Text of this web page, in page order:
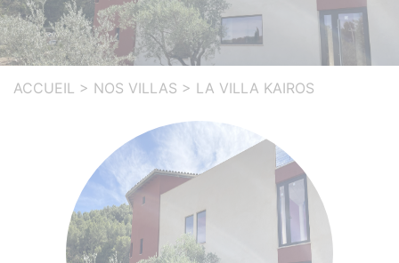
ACCUEIL > NOS VILLAS > LA VILLA KAIROS